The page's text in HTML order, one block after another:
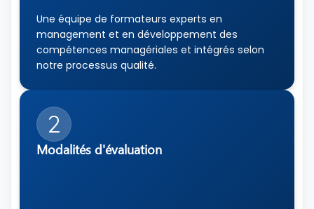
Une équipe de formateurs experts en
management et en développement des
compétences managériales et intégrés selon
notre processus qualité.
2
Modalités d'évaluation